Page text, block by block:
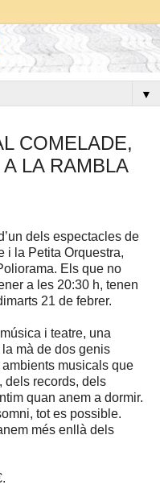
▼
COMELADE,
LA RAMBLA
dels espectacles de
i la Petita Orquestra,
Els que no
a les 20:30 h, tenen
21 de febrer.
i teatre, una
mà de dos genis
musicals que
dels records, dels
quan anem a dormir.
tot es possible.
més enllà dels